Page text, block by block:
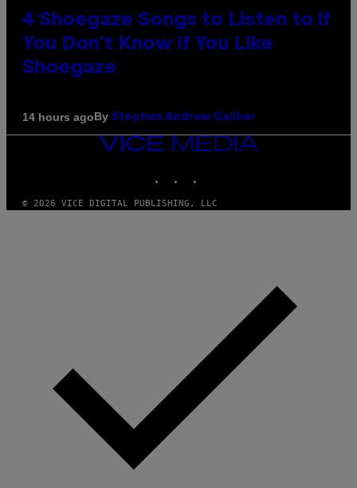
4 Shoegaze Songs to Listen to if
You Don’t Know if You Like
Shoegaze
14 hours agoBy Stephen Andrew Galiher
VICE
© 2026 VICE DIGITAL PUBLISHING, LLC